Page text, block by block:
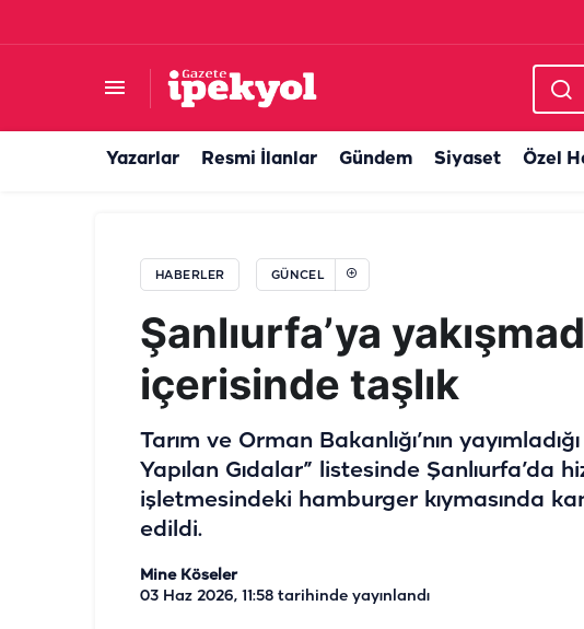
Yazarlar Resmi İlanlar Gündem Siyaset Özel
HABERLER GÜNCEL
Şanlıurfa’ya
içerisinde taşlık
Tarım ve Orman Bakanlığı’nın
Yapılan Gıdalar” listesinde Şanlıurfa’da
işletmesindeki hamburger kıymasında
edildi.
Mine Köseler
03 Haz 2026, 11:58 tarihinde yayınlandı